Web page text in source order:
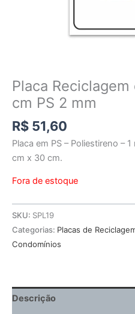
Placa
cm PS 2 mm
R$ 51,60
Placa em PS – Poliestireno –
cm x 30 cm.
Fora de estoque
SKU: SPL19
Categorias: Placas de
Condomínios
Descrição